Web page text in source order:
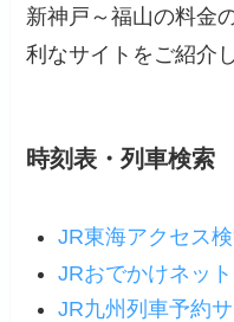
新神戸～福山の料金
利なサイトをご紹介
時刻表・列車検索
JR東海アクセス
JRおでかけネッ
JR九州列車予約